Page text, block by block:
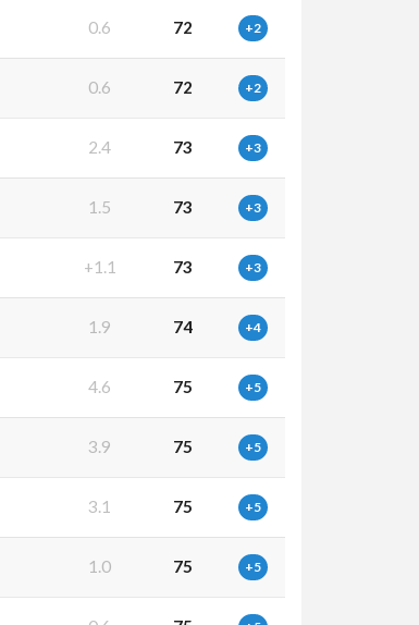
0.6 72 +2
0.6 72 +2
2.4 73 +3
1.5 73 +3
+1.1 73 +3
1.9 74 +4
4.6 75 +5
3.9 75 +5
3.1 75 +5
1.0 75 +5